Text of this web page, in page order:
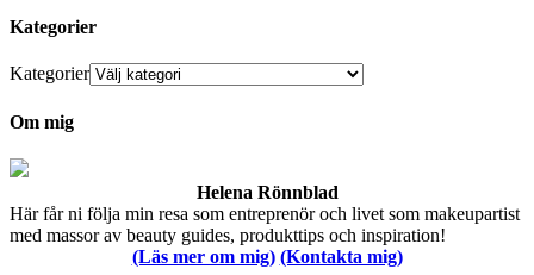
Kategorier
Kategorier
Om mig
Helena Rönnblad
Här får ni följa min resa som entreprenör och livet som makeupartist
med massor av beauty guides, produkttips och inspiration!
(Läs mer om mig) (Kontakta mig)